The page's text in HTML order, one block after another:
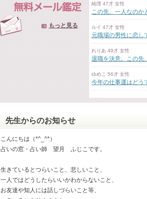
もっと見る
純理 47才 女性
この先、一人なのか
ルイ 47才 女性
元職場の男性に恋し
れりあ 49才 女性
退職を決意。この先
ゆめこ 56才 女性
今年の仕事運はどう
先生からのお知らせ
こんにちは（*^_^*）
占いの窓・占い師 望月 ふじこです。
生きているとつらいこと、悲しいこと、
一人ではどうしたらいいかわからないこと、
お友達や知人には話しづらいこと等、